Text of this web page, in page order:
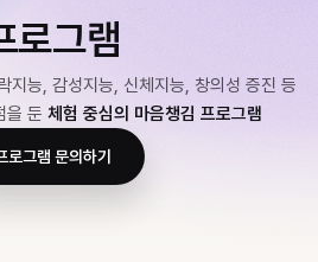
로그램
지능, 감성지능, 신체지능, 창의성 증진 등
을 둔 체험 중심의 마음챙김 프로그램
로그램 문의하기